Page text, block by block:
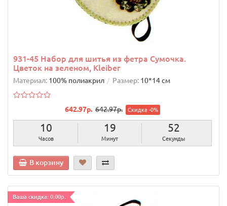
931-45 Набор для шитья из фетра Сумочка.
Цветок на зеленом, Kleiber
Материал: 100% полиакрил Размер: 10*14 см
642.97р. 642.97р. Скидка -0%
10
Часов
19
Минут
51
Секунда
В корзину
Ваша скидка: 0.00р.